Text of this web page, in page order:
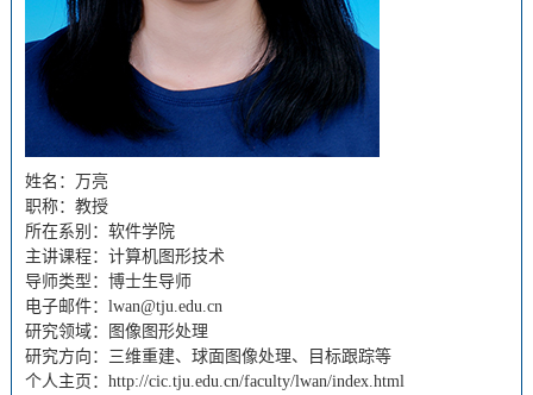
姓名：万亮
职称：教授
所在系别：软件学院
主讲课程：计算机图形技术
导师类型：博士生导师
电子邮件： lwan@tju.edu.cn
研究领域：图像图形处理
研究方向：三维重建、球面图像处理、目标跟踪等
个人主页： http://cic.tju.edu.cn/faculty/lwan/index.html